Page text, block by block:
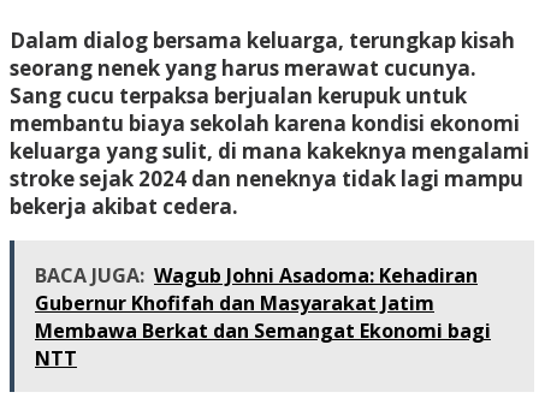
Dalam dialog bersama keluarga, terungkap kisah
seorang nenek yang harus merawat cucunya.
Sang cucu terpaksa berjualan kerupuk untuk
membantu biaya sekolah karena kondisi ekonomi
keluarga yang sulit, di mana kakeknya mengalami
stroke sejak 2024 dan neneknya tidak lagi mampu
bekerja akibat cedera.
BACA JUGA: Wagub Johni Asadoma: Kehadiran
Gubernur Khofifah dan Masyarakat Jatim
Membawa Berkat dan Semangat Ekonomi bagi
NTT